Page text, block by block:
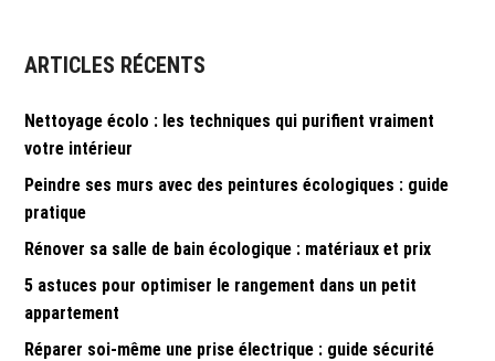
ARTICLES RÉCENTS
Nettoyage écolo : les techniques qui purifient vraiment
votre intérieur
Peindre ses murs avec des peintures écologiques : guide
pratique
Rénover sa salle de bain écologique : matériaux et prix
5 astuces pour optimiser le rangement dans un petit
appartement
Réparer soi-même une prise électrique : guide sécurité